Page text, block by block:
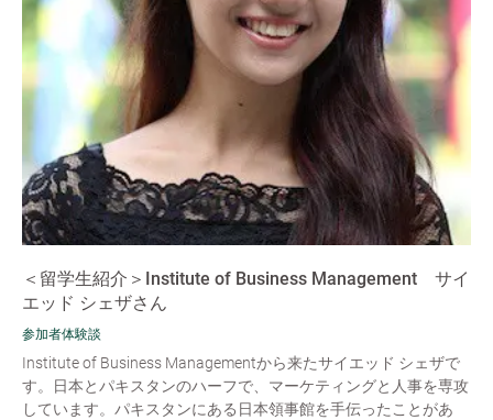
＜留学生紹介＞Institute of Business Management サイ
エッド シェザさん
参加者体験談
Institute of Business Managementから来たサイエッド シェザで
す。日本とパキスタンのハーフで、マーケティングと人事を専攻
しています。パキスタンにある日本領事館を手伝ったことがあ